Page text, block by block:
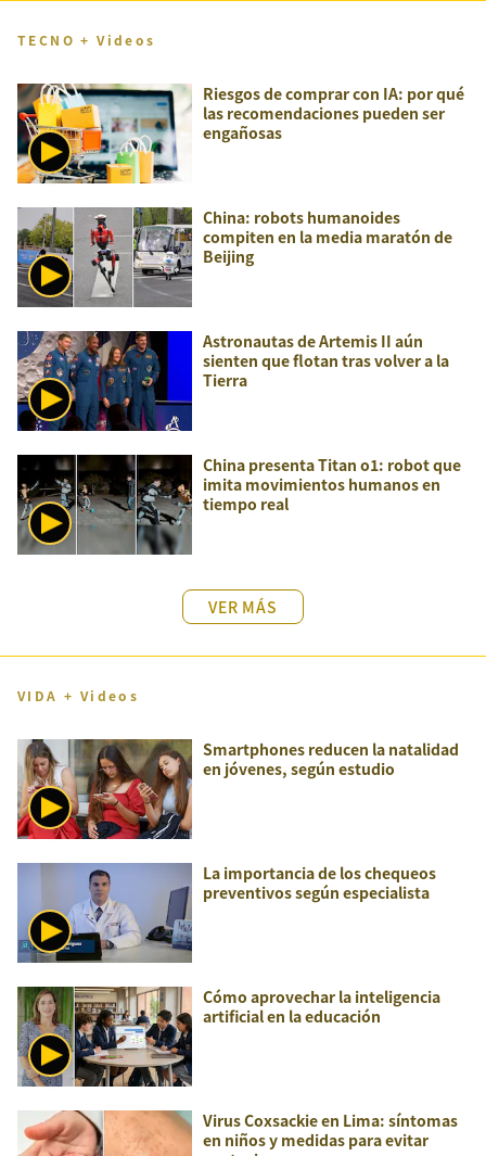
TECNO + Videos
Riesgos de comprar con IA: por qué
las recomendaciones pueden ser
engañosas
China: robots humanoides
compiten en la media maratón de
Beijing
Astronautas de Artemis II aún
sienten que flotan tras volver a la
Tierra
China presenta Titan o1: robot que
imita movimientos humanos en
tiempo real
VER MÁS
VIDA + Videos
Smartphones reducen la natalidad
en jóvenes, según estudio
La importancia de los chequeos
preventivos según especialista
Cómo aprovechar la inteligencia
artificial en la educación
Virus Coxsackie en Lima: síntomas
en niños y medidas para evitar